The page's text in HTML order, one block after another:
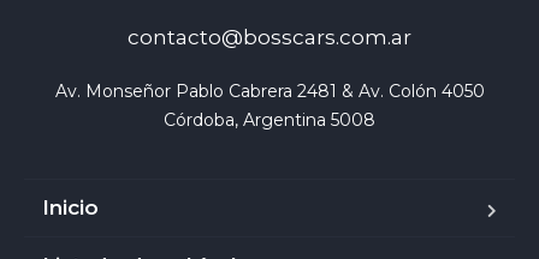
contacto@bosscars.com.ar
Av. Monseñor Pablo Cabrera 2481 & Av. Colón 4050
Córdoba, Argentina 5008
Inicio